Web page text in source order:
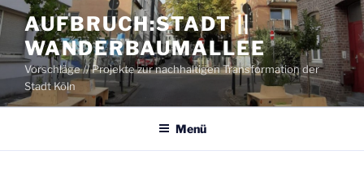
Zum
Inhalt
springen
AUFBRUCH:STADT ||
WANDERBAUMALLEE
Vorschläge // Projekte zur nachhaltigen Transformation der
Stadt Köln
Menü